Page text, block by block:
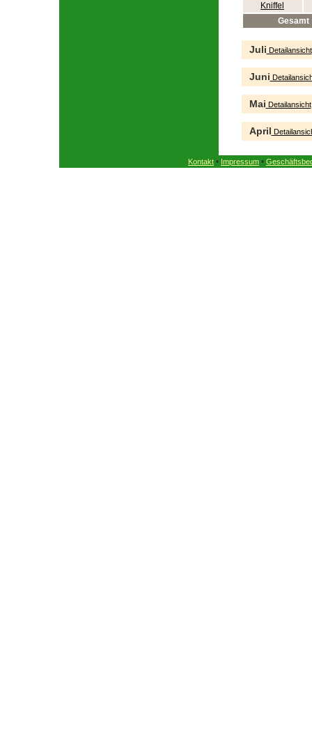
Kniffel
Gesamt
Juli Detailansicht
Juni
Mai Detailansicht
April
Kontakt • Impressum •